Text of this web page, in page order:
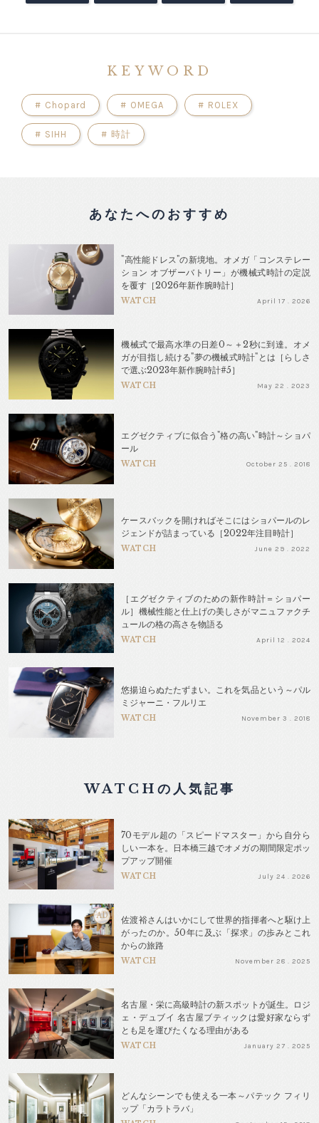
KEYWORD
# Chopard # OMEGA # ROLEX
# SIHH # 時計
あなたへのおすすめ
"高性能ドレス"の新境地。オメガ「コンステレー
ション オブザーバトリー」が機械式時計の定説
を覆す［2026年新作腕時計］
WATCH April 17 . 2026
機械式で最高水準の日差0～＋2秒に到達。オメ
ガが目指し続ける"夢の機械式時計"とは［らしさ
で選ぶ2023年新作腕時計#5］
WATCH May 22 . 2023
エグゼクティブに似合う"格の高い"時計～ショパ
ール
WATCH October 25 . 2018
ケースバックを開ければそこにはショパールのレ
ジェンドが詰まっている［2022年注目時計］
WATCH June 29 . 2022
［エグゼクティブのための新作時計＝ショパー
ル］機械性能と仕上げの美しさがマニュファクチ
ュールの格の高さを物語る
WATCH April 12 . 2024
悠揚迫らぬたたずまい。これを気品という～パル
ミジャーニ・フルリエ
WATCH November 3 . 2018
WATCHの人気記事
70モデル超の「スピードマスター」から自分ら
しい一本を。日本橋三越でオメガの期間限定ポッ
プアップ開催
WATCH July 24 . 2026
AD
佐渡裕さんはいかにして世界的指揮者へと駆け上
がったのか。50年に及ぶ「探求」の歩みとこれ
からの旅路
WATCH November 28 . 2025
名古屋・栄に高級時計の新スポットが誕生。ロジ
ェ・デュブイ 名古屋ブティックは愛好家ならず
とも足を運びたくなる理由がある
WATCH January 27 . 2025
どんなシーンでも使える一本～パテック フィリ
ップ「カラトラバ」